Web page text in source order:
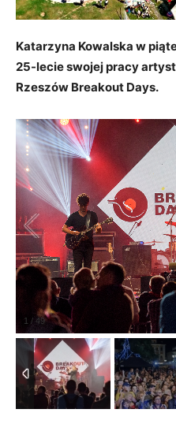
Katarzyna Kowalska w
25-lecie swojej pracy
Rzeszów Breakout Days.
1 / 49